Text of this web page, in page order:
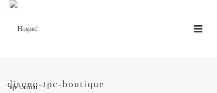
diseno-tpc-boutique